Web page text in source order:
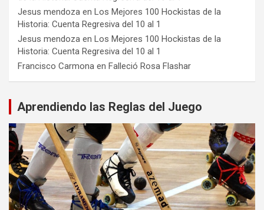
Jesus mendoza en Los Mejores 100 Hockistas de la
Historia: Cuenta Regresiva del 10 al 1
Jesus mendoza en Los Mejores 100 Hockistas de la
Historia: Cuenta Regresiva del 10 al 1
Francisco Carmona en Falleció Rosa Flashar
Aprendiendo las Reglas del Juego